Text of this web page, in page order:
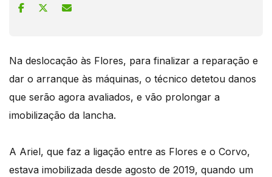
Na deslocação às Flores, para finalizar a reparação e
dar o arranque às máquinas, o técnico detetou danos
que serão agora avaliados, e vão prolongar a
imobilização da lancha.
A Ariel, que faz a ligação entre as Flores e o Corvo,
estava imobilizada desde agosto de 2019, quando um